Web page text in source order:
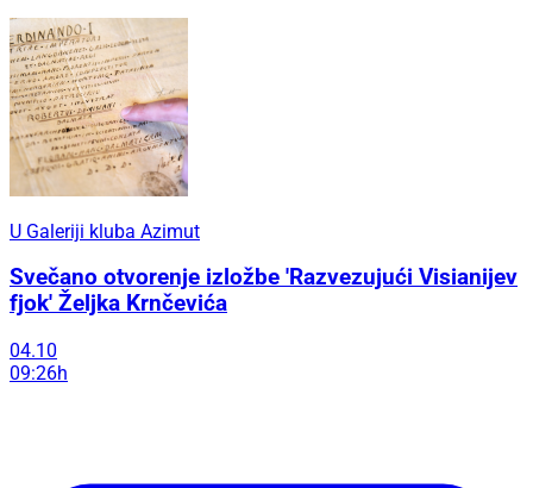
U Galeriji kluba Azimut
Svečano otvorenje izložbe 'Razvezujući Visianijev
fjok' Željka Krnčevića
04.10
09:26h